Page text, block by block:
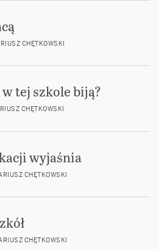
CHĘTKOWSKI
tej szkole biją?
CHĘTKOWSKI
wyjaśnia
CHĘTKOWSKI
CHĘTKOWSKI